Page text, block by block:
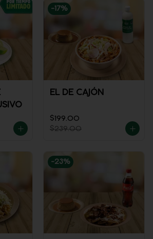
-17%
EL DE CAJÓN
$199.00
$239.00
-23%